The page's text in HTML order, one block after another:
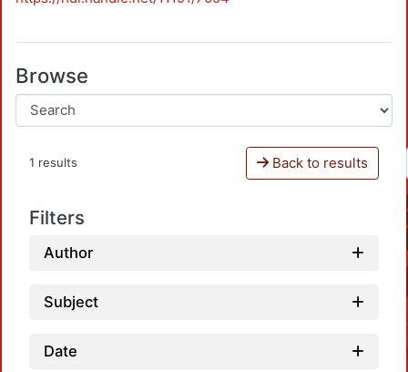
Browse
1 results Back to results
Filters
Author
Subject
Date